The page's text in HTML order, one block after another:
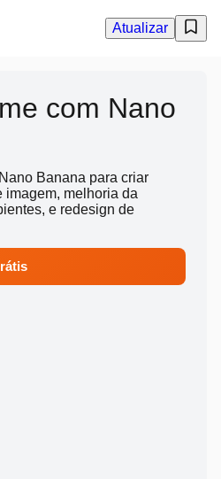
Atualizar
com Nano
Banana para criar
imagem, melhoria da
e redesign de